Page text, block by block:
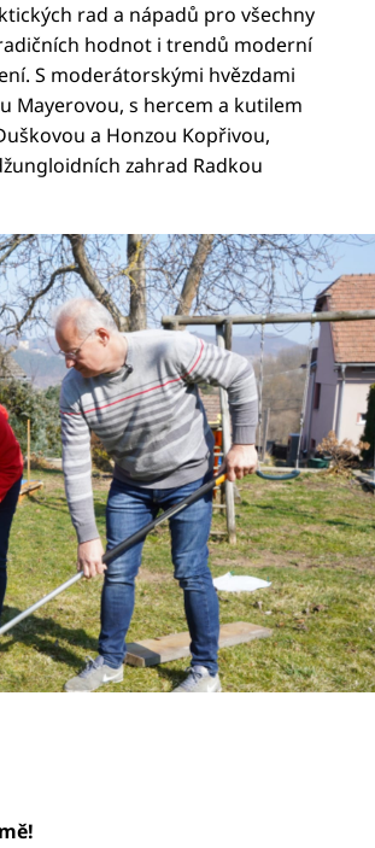
rad a nápadů pro všechny
hodnot i trendů moderní
S moderátorskými hvězdami
Mayerovou, s hercem a kutilem
a Honzou Kopřivou,
zahrad Radkou